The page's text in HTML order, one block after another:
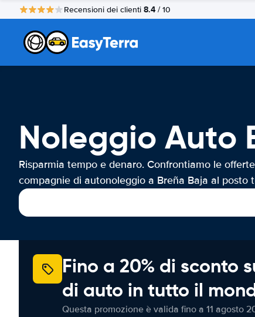
Recensioni dei clienti 8.4 / 10
Noleggio Auto
Risparmia tempo e denaro. Confrontiamo le
compagnie di autonoleggio a Breña Baja al posto
Fino a 20% di sconto
di auto in tutto il
Questa promozione è valida fino a 11 agosto